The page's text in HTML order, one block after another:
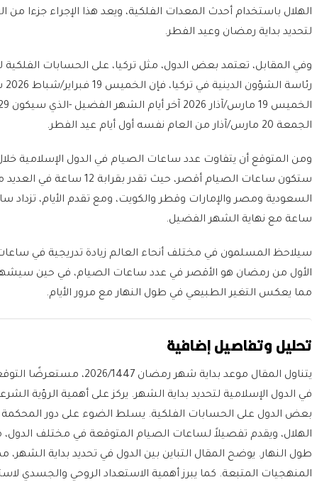
الهلال باستخدام أحدث المعدات الفلكية، ويعد هذا الإجراء جزءا من
لتحديد بداية رمضان وعيد الفطر.
وفي المقابل، تعتمد بعض الدول، مثل تركيا، على الحسابات الفلكية
الجمعة 20 مارس/آذار من العام نفسه أول أيام عيد الفطر.
ستكون ساعات الصيام أقصر، حيث
ساعة مع نهاية الشهر الفضيل.
سيلاحظ المسلمون في مختلف أنحاء العالم زيادة تدريجية في
الأول من رمضان هو الأقصر في عدد ساعات الصيام، في حين سيشهد
مما يعكس التغير الطبيعي في طول النهار مع مرور الأيام.
تحليل وتفاصيل إضافية
يتناول المقال موعد بداية شهر
في الدول الإسلامية لتحديد بداية الشهر. يركز على أهمية الرؤية
بعض الدول على الحسابات الفلكية. يسلط الضوء على دور المحكمة
الهلال، ويقدم تفصيلاً لساعات الصيام المتوقعة في مختلف الدول، مع
طول النهار. يوضح المقال التباين بين الدول في تحديد بداية
المنهجيات المتبعة. كما يبرز أهمية الاستعداد الروحي والجسدي